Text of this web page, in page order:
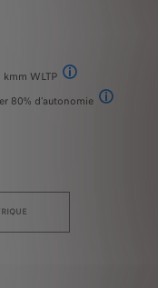
Consommation de
de
WLTP
WLTP Les valeurs
80% d’autonomie